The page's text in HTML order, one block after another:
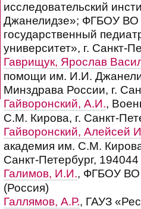
исследовательский
Джанелидзе»; ФГБОУ ВО
государственный
университет», г. Санкт-
Гаврищук, Ярослав
помощи им. И.И.
Минздрава России, г.
Гайворонский, А.И.,
С.М. Кирова, г. Санкт-
Гайворонский, Алейсей
академия им. С.М.
Санкт-Петербург,
Галимов, И.И., ФГБОУ ВО
(Россия)
Галлямов, А.Р., ГАУЗ